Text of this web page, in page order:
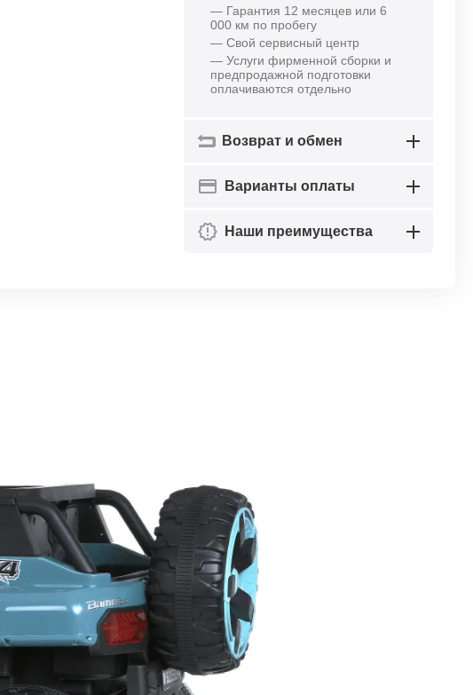
— Гарантия 12 месяцев или 6
000 км по пробегу
— Свой сервисный центр
— Услуги фирменной сборки и
предпродажной подготовки
оплачиваются отдельно
Возврат и обмен
Варианты оплаты
Наши преимущества